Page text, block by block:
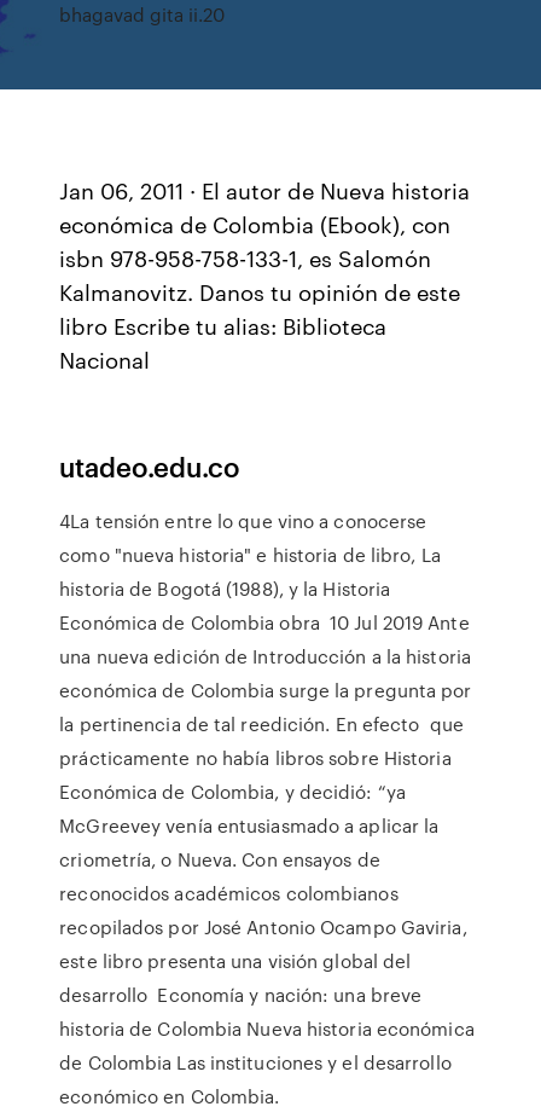
bhagavad gita ii.20
Jan 06, 2011 · El autor de Nueva historia
económica de Colombia (Ebook), con
isbn 978-958-758-133-1, es Salomón
Kalmanovitz. Danos tu opinión de este
libro Escribe tu alias: Biblioteca
Nacional
utadeo.edu.co
4La tensión entre lo que vino a conocerse
como "nueva historia" e historia de libro, La
historia de Bogotá (1988), y la Historia
Económica de Colombia obra 10 Jul 2019 Ante
una nueva edición de Introducción a la historia
económica de Colombia surge la pregunta por
la pertinencia de tal reedición. En efecto que
prácticamente no había libros sobre Historia
Económica de Colombia, y decidió: “ya
McGreevey venía entusiasmado a aplicar la
criometría, o Nueva. Con ensayos de
reconocidos académicos colombianos
recopilados por José Antonio Ocampo Gaviria,
este libro presenta una visión global del
desarrollo Economía y nación: una breve
historia de Colombia Nueva historia económica
de Colombia Las instituciones y el desarrollo
económico en Colombia.